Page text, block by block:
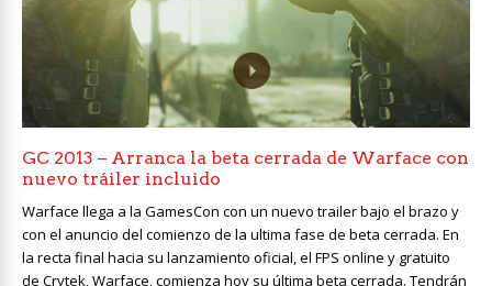
GC 2013 – Arranca la beta cerrada de Warface con
nuevo tráiler incluido
Warface llega a la GamesCon con un nuevo trailer bajo el brazo y
con el anuncio del comienzo de la ultima fase de beta cerrada. En
la recta final hacia su lanzamiento oficial, el FPS online y gratuito
de Crytek, Warface, comienza hoy su última beta cerrada. Tendrán